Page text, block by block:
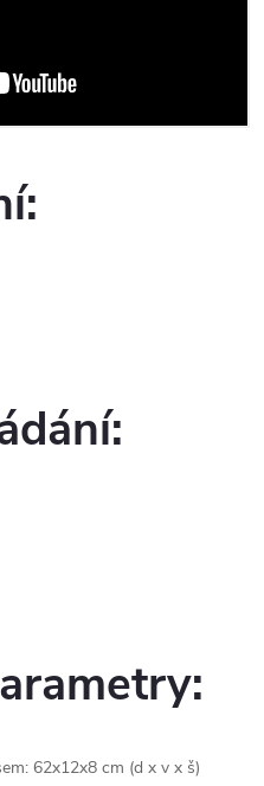
62x12x8 cm (d x v x š)